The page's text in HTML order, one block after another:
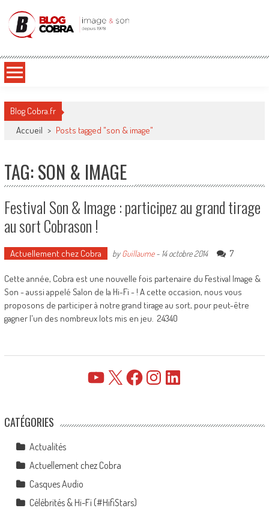
Blog Cobra
Blog Cobra.fr
Accueil > Posts tagged "son & image"
TAG: SON & IMAGE
Festival Son & Image : participez au grand tirage
au sort Cobrason !
Actuellement chez Cobra byGuillaume- 14 octobre 2014 7
Cette année, Cobra est une nouvelle fois partenaire du Festival Image &
Son - aussi appelé Salon de la Hi-Fi - ! A cette occasion, nous vous
proposons de participer à notre grand tirage au sort, pour peut-être
gagner l'un des nombreux lots mis en jeu. 24340
YouTube FacebookInstagramLinkedIn
CATÉGORIES
Actualités
Actuellement chez Cobra
Casques Audio
Célébrités & Hi-Fi (#HifiStars)